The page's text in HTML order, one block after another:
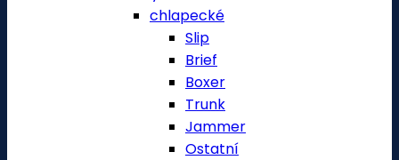
chlapecké
Slip
Brief
Boxer
Trunk
Jammer
Ostatní